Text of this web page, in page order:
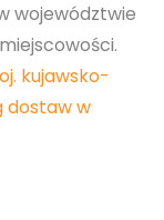
województwie
miejscowości.
kujawsko-
dostaw w